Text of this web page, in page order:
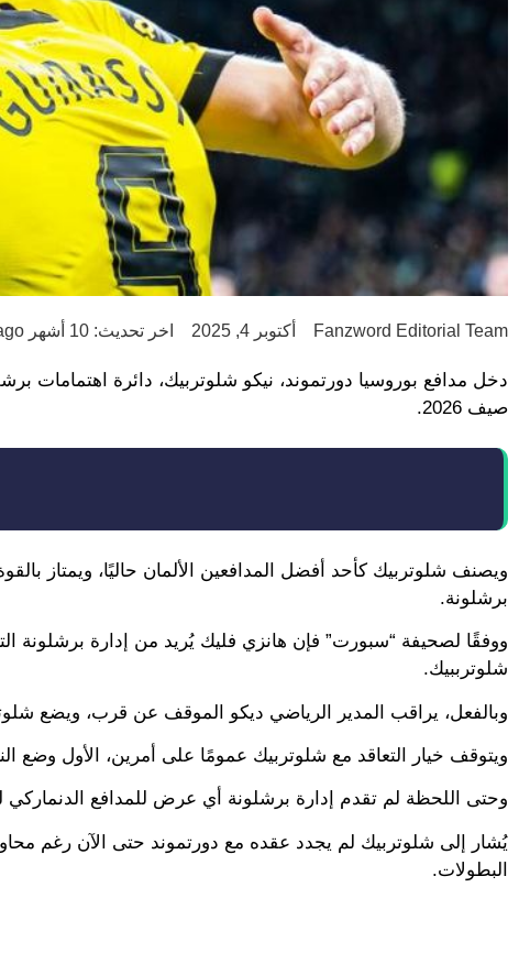
Fanzword Editorial Team أكتوبر 4, 2025 اخر تحديث: 10 أشهر ago
دخل مدافع بوروسيا دورتموند، نيكو شلوتربيك، دائرة اهتمامات
صيف 2026.
ويصنف شلوتربيك كأحد أفضل المدافعين الألمان حاليًا، ويمتاز
برشلونة.
ووفقًا لصحيفة “سبورت” فإن هانزي فليك يُريد من إدارة برشلونة
شلوترببيك.
وبالفعل، يراقب المدير الرياضي ديكو الموقف عن قرب، ويضع
ويتوقف خيار التعاقد مع شلوتربيك عمومًا على أمرين، الأول وضع
وحتى اللحظة لم تقدم إدارة برشلونة أي عرض للمدافع الدنماركي
يُشار إلى شلوتربيك لم يجدد عقده مع دورتموند حتى الآن رغم
البطولات.